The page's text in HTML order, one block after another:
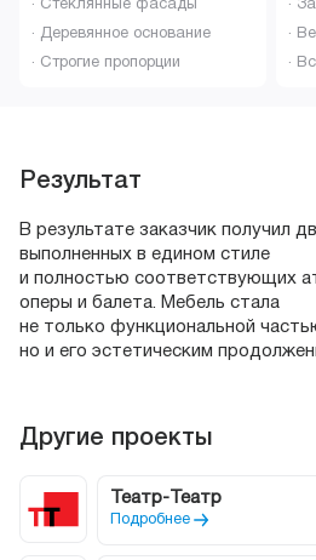
· Стеклянные фасады
· Деревянное основание
· Строгие пропорции
·
·
·
Результат
В результате заказчик получил
выполненных в едином стиле
и полностью соответствующих
оперы и балета. Мебель стала
не только функциональной
но и его эстетическим
Другие проекты
Театр-Театр
Подробнее